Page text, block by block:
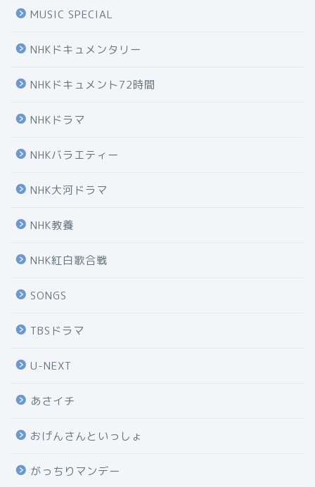
MUSIC SPECIAL
NHKドキュメンタリー
NHKドキュメント72時間
NHKドラマ
NHKバラエティー
NHK大河ドラマ
NHK教養
NHK紅白歌合戦
SONGS
TBSドラマ
U-NEXT
あさイチ
おげんさんといっしょ
がっちりマンデー